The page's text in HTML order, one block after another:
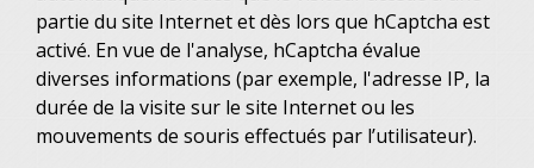
partie du site Internet et dès lors que hCaptcha est
activé. En vue de l'analyse, hCaptcha évalue
diverses informations (par exemple, l'adresse IP, la
durée de la visite sur le site Internet ou les
mouvements de souris effectués par l’utilisateur).